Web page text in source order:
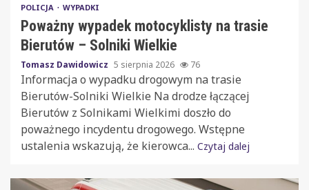
POLICJA WYPADKI
Poważny wypadek motocyklisty na trasie
Bierutów – Solniki Wielkie
Tomasz Dawidowicz 5 sierpnia 2026 76
Informacja o wypadku drogowym na trasie
Bierutów-Solniki Wielkie Na drodze łączącej
Bierutów z Solnikami Wielkimi doszło do
poważnego incydentu drogowego. Wstępne
ustalenia wskazują, że kierowca... Czytaj dalej